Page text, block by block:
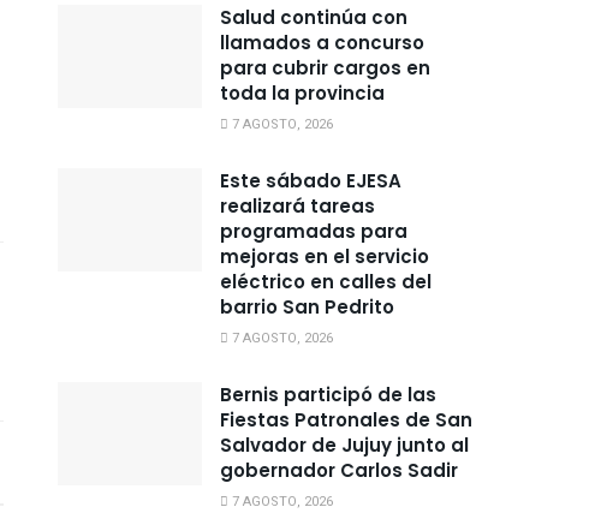
Salud continúa con
llamados a concurso
para cubrir cargos en
toda la provincia
7 AGOSTO, 2026
Este sábado EJESA
realizará tareas
programadas para
mejoras en el servicio
eléctrico en calles del
barrio San Pedrito
7 AGOSTO, 2026
Bernis participó de las
Fiestas Patronales de San
Salvador de Jujuy junto al
gobernador Carlos Sadir
7 AGOSTO, 2026